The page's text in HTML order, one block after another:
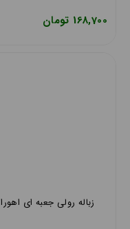
168,700 تومان
زباله رولی جعبه ای اهورا